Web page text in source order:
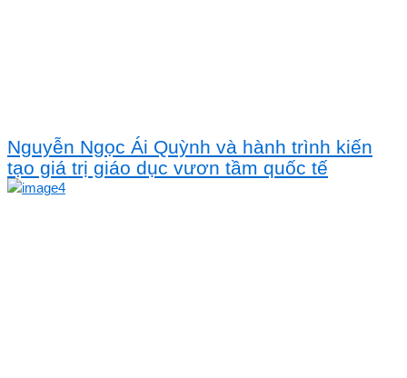
Nguyễn Ngọc Ái Quỳnh và hành trình kiến
tạo giá trị giáo dục vươn tầm quốc tế